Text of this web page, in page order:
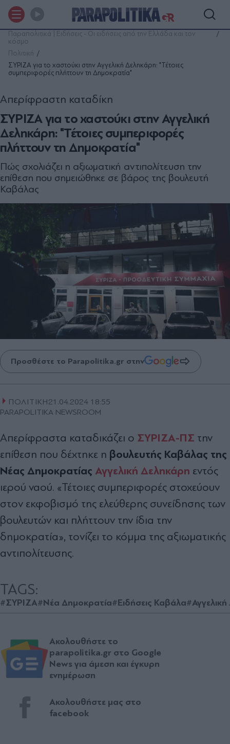
Παραπολιτικά | Ειδήσεις - Οι ειδήσεις από την Ελλάδα και τον
κόσμο
Πολιτική
ΣΥΡΙΖΑ για το χαστούκι στην Αγγελική Δεληκάρη: "Τέτοιες
συμπεριφορές πλήττουν τη Δημοκρατία"
ΣΥΡΙΖΑ για το χαστούκι στην Αγγελική
Δεληκάρη: "Τέτοιες συμπεριφορές
πλήττουν τη Δημοκρατία"
Απερίφραστη καταδίκη
Πώς σχολιάζει η αξιωματική αντιπολίτευση την
επίθεση που σημειώθηκε σε βάρος της βουλευτή
Καβάλας
Προσθέστε το Parapolitika.gr στην
ΠΟΛΙΤΙΚΗ21.04.2024 18:55
PARAPOLITIKA NEWSROOM
Απερίφραστα καταδικάζει ο ΣΥΡΙΖΑ-ΠΣ την
επίθεση που δέχτηκε η βουλευτής Καβάλας της
Νέας Δημοκρατίας Αγγελική Δεληκάρη εντός
ιερού ναού. «Τέτοιες συμπεριφορές στοχεύουν
στον εκφοβισμό της ελεύθερης συνείδησης των
βουλευτών και πλήττουν την ίδια την
δημοκρατία», τονίζει το κόμμα της αξιωματικής
αντιπολίτευσης.
TAGS:
#ΣΥΡΙΖΑ#Νέα Δημοκρατία#Ειδήσεις Καβάλα
Ακολουθήστε το
parapolitika.gr στο Google
News για άμεση και έγκυρη
ενημέρωση
Ακολουθήστε μας στο
facebook